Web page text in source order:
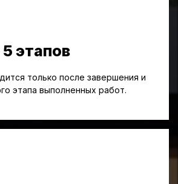
этапов
только после завершения и
этапа выполненных работ.